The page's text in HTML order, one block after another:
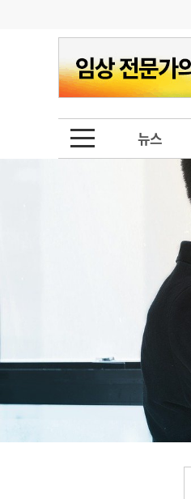
뉴스
오피니언
인물
학회·연수강좌